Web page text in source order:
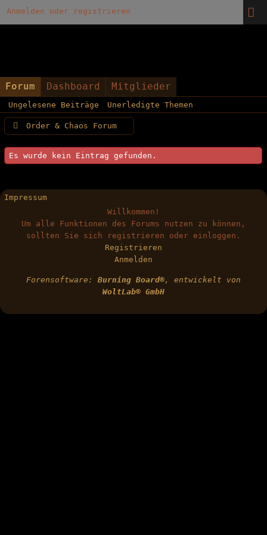
Anmelden oder registrieren
Forum Dashboard Mitglieder
Ungelesene Beiträge Unerledigte Themen
Order & Chaos Forum
Es wurde kein Eintrag gefunden.
Impressum
Willkommen!
Um alle Funktionen des Forums nutzen zu können,
sollten Sie sich registrieren oder einloggen.
Registrieren
Anmelden
Forensoftware: Burning Board®, entwickelt von
WoltLab® GmbH